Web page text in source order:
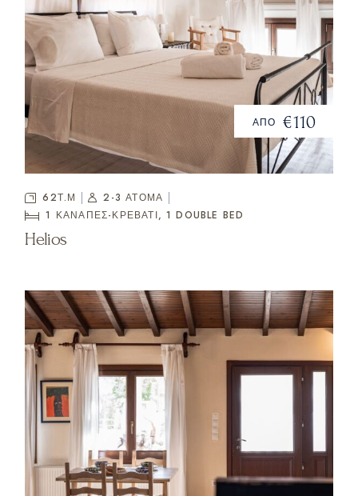
ΑΠΟ €110
62Τ.Μ
2-3 ΑΤΟΜΑ
1 ΚΑΝΑΠΈΣ-ΚΡΕΒΆΤΙ, 1 DOUBLE BED
Helios